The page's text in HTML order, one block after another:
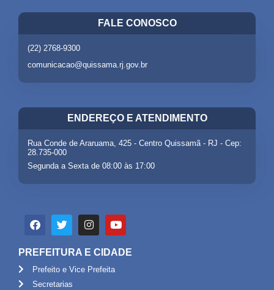
FALE CONOSCO
(22) 2768-9300
comunicacao@quissama.rj.gov.br
ENDEREÇO E ATENDIMENTO
Rua Conde de Araruama, 425 - Centro Quissamã - RJ - Cep:
28.735-000
Segunda a Sexta de 08:00 às 17:00
PREFEITURA E CIDADE
Prefeito e Vice Prefeita
Secretarias